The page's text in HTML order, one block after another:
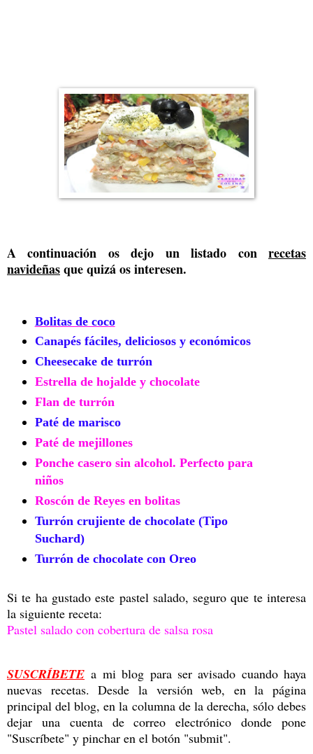
A continuación os dejo un listado con recetas
navideñasque quizá os interesen.
Bolitas de coco
Canapés fáciles, deliciosos y económicos
Cheesecake de turrón
Estrella de hojalde y chocolate
Flan de turrón
Paté de marisco
Paté de mejillones
Ponche casero sin alcohol. Perfecto para
niños
Roscón de Reyes en bolitas
Turrón crujiente de chocolate (Tipo
Suchard)
Turrón de chocolate con Oreo
Si te ha gustado este pastel salado, seguro que te interesa
la siguiente receta:
Pastel salado con cobertura de salsa rosa
SUSCRÍBETE a mi blog para ser avisado cuando haya
nuevas recetas. Desde la versión web, en la página
principal del blog, en la columna de la derecha, sólo debes
dejar una cuenta de correo electrónico donde pone
"Suscríbete" y pinchar en el botón "submit".